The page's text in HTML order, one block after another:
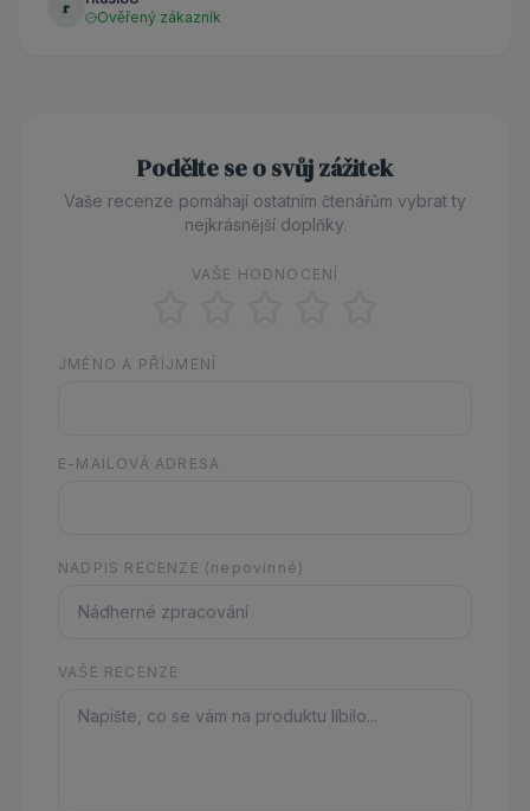
r
Ověřený zákazník
Podělte se o svůj zážitek
Vaše recenze pomáhají ostatním čtenářům vybrat ty
nejkrásnější doplňky.
VAŠE HODNOCENÍ
JMÉNO A PŘÍJMENÍ
E-MAILOVÁ ADRESA
NADPIS RECENZE (nepovinné)
VAŠE RECENZE